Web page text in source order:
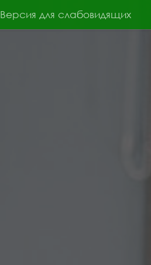
Версия для слабовидящих